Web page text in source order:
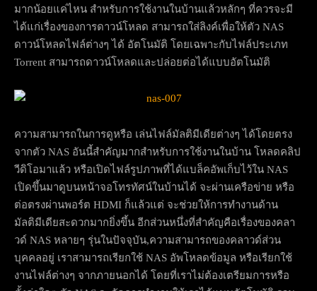
มากน้อยแค่ไหน สำหรับการใช้งานในบ้านแล้วหลักๆ ที่ควรจะมี
ได้แก่เรื่องของการดาวน์โหลด สามารถใส่ลิงค์เพื่อให้ตัว NAS
ดาวน์โหลดไฟล์ต่างๆ ได้ อัตโนมัติ โดยเฉพาะกับไฟล์ประเภท
Torrent สามารถดาวน์โหลดและปล่อยต่อได้แบบอัตโนมัติ
ความสามารถในการดูหรือ เล่นไฟล์มัลติมีเดียต่างๆ ได้โดยตรง
จากตัว NAS อันนี้สำคัญมากสำหรับการใช้งานในบ้าน โหลดคลิป
วีดิโอมาแล้ว หรือเปิดไฟล์รูปภาพที่ได้แบล็คอัพเก็บไว้ใน NAS
เปิดขึ้นมาดูบนหน้าจอโทรทัศน์ในบ้านได้ จะผ่านเครือข่าย หรือ
ต่อตรงผ่านพอร์ต HDMI ก็แล้วแต่ จะช่วยให้การทำงานด้าน
มัลติมีเดียสะดวกมากยิ่งขึ้น อีกส่วนหนึ่งที่สำคัญคือเรื่องของคลา
วด์ NAS หลายๆ รุ่นในปัจจุบัน,ความสามารถของคลาวด์ส่วน
บุคคลอยู่ เราสามารถเรียกใช้ NAS อัพโหลดข้อมูล หรือเรียกใช้
งานไฟล์ต่างๆ จากภายนอกได้ โดยที่เราไม่ต้องเตรียมการหรือ